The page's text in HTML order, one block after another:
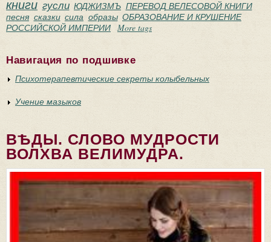
книги гусли ЮДЖИЗМЪ ПЕРЕВОД ВЕЛЕСОВОЙ КНИГИ
песня сказки сила образы ОБРАЗОВАНИЕ И КРУШЕНИЕ
РОССИЙСКОЙ ИМПЕРИИ More tags
Навигация по подшивке
Психотерапевтические секреты колыбельных
Учение мазыков
ВѢДЫ. СЛОВО МУДРОСТИ
ВОЛХВА ВЕЛИМУДРА.